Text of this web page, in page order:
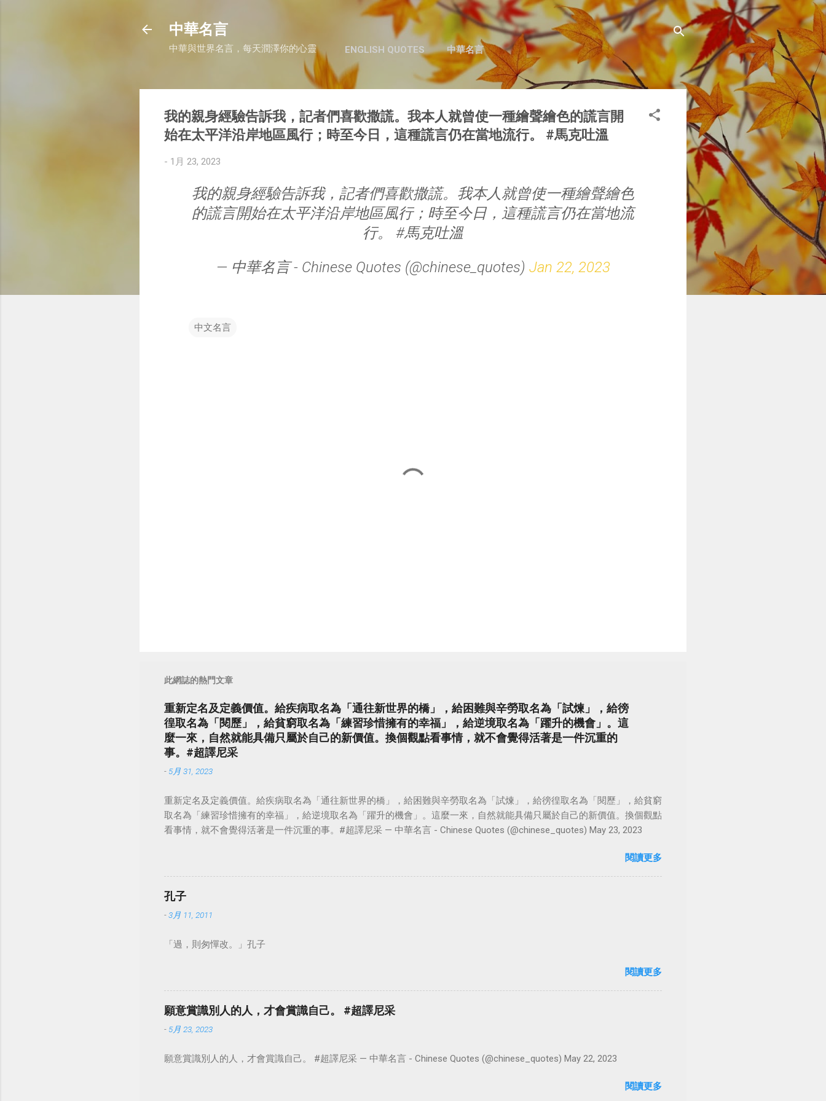
跳至主要內容
中華名言
中華與世界名言，每天潤澤你的心靈 ENGLISH QUOTES 中華名言
我的親身經驗告訴我，記者們喜歡撒謊。我本人就曾使一種繪聲繪色的謊言開
始在太平洋沿岸地區風行；時至今日，這種謊言仍在當地流行。 #馬克吐溫
- 1月 23, 2023
我的親身經驗告訴我，記者們喜歡撒謊。我本人就曾使一種繪聲繪色
的謊言開始在太平洋沿岸地區風行；時至今日，這種謊言仍在當地流
行。 #馬克吐溫
— 中華名言 - Chinese Quotes (@chinese_quotes) Jan 22, 2023
中文名言
此網誌的熱門文章
重新定名及定義價值。給疾病取名為「通往新世界的橋」，給困難與辛勞取名為「試煉」，給徬
徨取名為「閱歷」，給貧窮取名為「練習珍惜擁有的幸福」，給逆境取名為「躍升的機會」。這
麼一來，自然就能具備只屬於自己的新價值。換個觀點看事情，就不會覺得活著是一件沉重的
事。#超譯尼采
- 5月 31, 2023
重新定名及定義價值。給疾病取名為「通往新世界的橋」，給困難與辛勞取名為「試煉」，給徬徨取名為「閱歷」，給貧窮
取名為「練習珍惜擁有的幸福」，給逆境取名為「躍升的機會」。這麼一來，自然就能具備只屬於自己的新價值。換個觀點
看事情，就不會覺得活著是一件沉重的事。#超譯尼采 — 中華名言 - Chinese Quotes (@chinese_quotes) May 23, 2023
閱讀更多
孔子
-3月 11, 2011
「過，則匆憚改。」孔子
閱讀更多
願意賞識別人的人，才會賞識自己。 #超譯尼采
- 5月 23, 2023
願意賞識別人的人，才會賞識自己。 #超譯尼采 — 中華名言 - Chinese Quotes (@chinese_quotes) May 22, 2023
閱讀更多